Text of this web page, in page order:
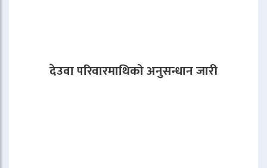
देउवा परिवारमाथिको अनुसन्धान जारी